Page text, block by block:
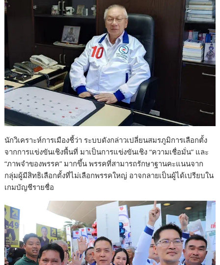
นักวิเคราะห์การเมืองชี้ว่า ระบบดังกล่าวเปลี่ยนสมรภูมิการเลือกตั้ง
จากการแข่งขันเชิงพื้นที่ มาเป็นการแข่งขันเชิง “ความเชื่อมั่น” และ
“ภาพจำของพรรค” มากขึ้น พรรคที่สามารถรักษาฐานคะแนนจาก
กลุ่มผู้มีสิทธิเลือกตั้งที่ไม่เลือกพรรคใหญ่ อาจกลายเป็นผู้ได้เปรียบใน
เกมบัญชีรายชื่อ